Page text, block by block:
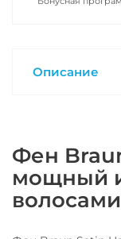
Описание
Фен
мощный
волосами